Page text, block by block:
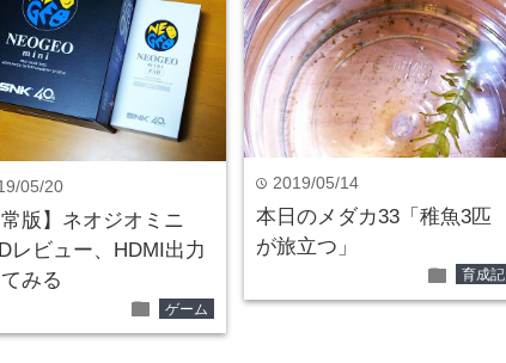
05/20
常版】ネオジオミニ
レビュー、HDMI出力
みる
folder ゲーム
time 2019/05/14
本日のメダカ33「稚魚3匹
が旅立つ」
folder 育成記